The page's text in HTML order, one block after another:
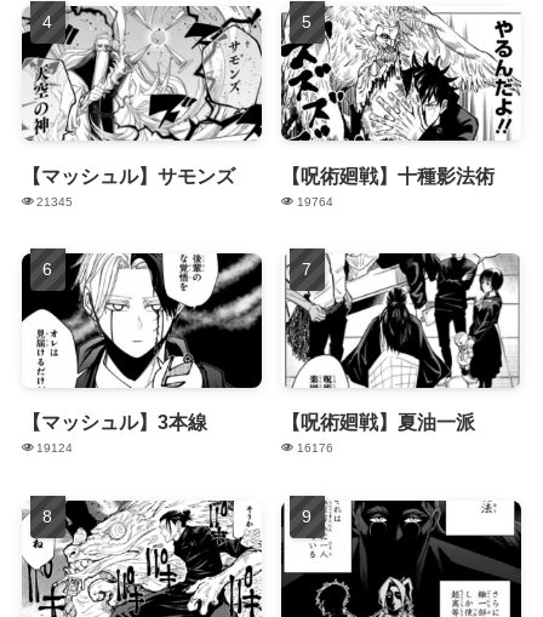
【マッシュル】サモンズ
21345
【呪術廻戦】十種影法術
19764
【マッシュル】3本線
19124
【呪術廻戦】夏油一派
16176